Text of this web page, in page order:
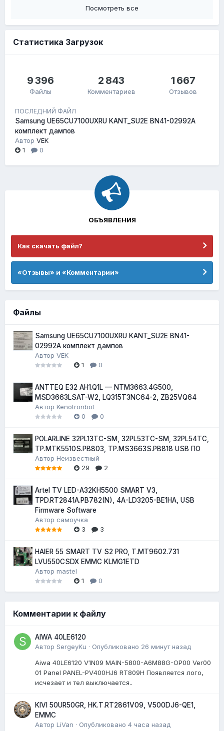
Посмотреть все
Статистика Загрузок
9 396
Файлы
2 843
Комментариев
1 667
Отзывов
ПОСЛЕДНИЙ ФАЙЛ
Samsung UE65CU7100UXRU KANT_SU2E BN41-02992A
комплект дампов
Автор VEK
1
0
ОБЪЯВЛЕНИЯ
Как скачать файл?
«Отзывы» и «Комментарии»
Файлы
Samsung UE65CU7100UXRU KANT_SU2E BN41-
02992A комплект дампов
Автор VEK
1
0
ANTTEQ E32 AH1.Q1L — NTM3663.4G500,
MSD3663LSAT-W2, LQ315T3NC64-2, ZB25VQ64
Автор Kenotronbot
0
0
POLARLINE 32PL13TC-SM, 32PL53TC-SM, 32PL54TC,
TP.MTK5510S.PB803, TP.MS3663S.PB818 USB ПО
Автор Неизвестный
29
2
Artel TV LED-A32KH5500 SMART V3,
TPD.RT2841A.PB782(N), 4A-LD3205-BE1HA, USB
Firmware Software
Автор самоучка
3
3
HAIER 55 SMART TV S2 PRO, T.MT9602.731
LVU550CSDX EMMC KLMG1ETD
Автор mastel
1
0
Комментарии к файлу
AIWA 40LE6120
Автор SergeyKu · Опубликовано 26 минут назад
Aiwa 40LE6120 V1N09 MAIN-5800-A6M88G-OP00 Ver00
01 Panel PANEL-PV400HJ6 RT809H Появляется лого,
исчезает и тел выключается..
KIVI 50UR50GR, HK.T.RT2861V09, V500DJ6-QE1,
EMMC
Автор LiVan · Опубликовано 4 часа назад